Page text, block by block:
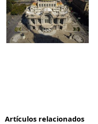
Artículos relacionados